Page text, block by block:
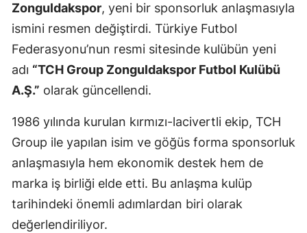
Zonguldakspor, yeni bir sponsorluk anlaşmasıyla
ismini resmen değiştirdi. Türkiye Futbol
Federasyonu’nun resmi sitesinde kulübün yeni
adı “TCH Group Zonguldakspor Futbol Kulübü
A.Ş.” olarak güncellendi.
1986 yılında kurulan kırmızı-lacivertli ekip, TCH
Group ile yapılan isim ve göğüs forma sponsorluk
anlaşmasıyla hem ekonomik destek hem de
marka iş birliği elde etti. Bu anlaşma kulüp
tarihindeki önemli adımlardan biri olarak
değerlendiriliyor.